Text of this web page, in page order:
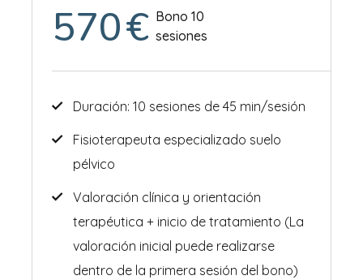
570€ Bono 10
sesiones
Duración: 10 sesiones de 45 min/sesión
Fisioterapeuta especializado suelo
pélvico
Valoración clínica y orientación
terapéutica + inicio de tratamiento (La
valoración inicial puede realizarse
dentro de la primera sesión del bono)